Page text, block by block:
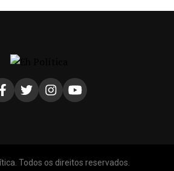
Todos os direitos reservados.